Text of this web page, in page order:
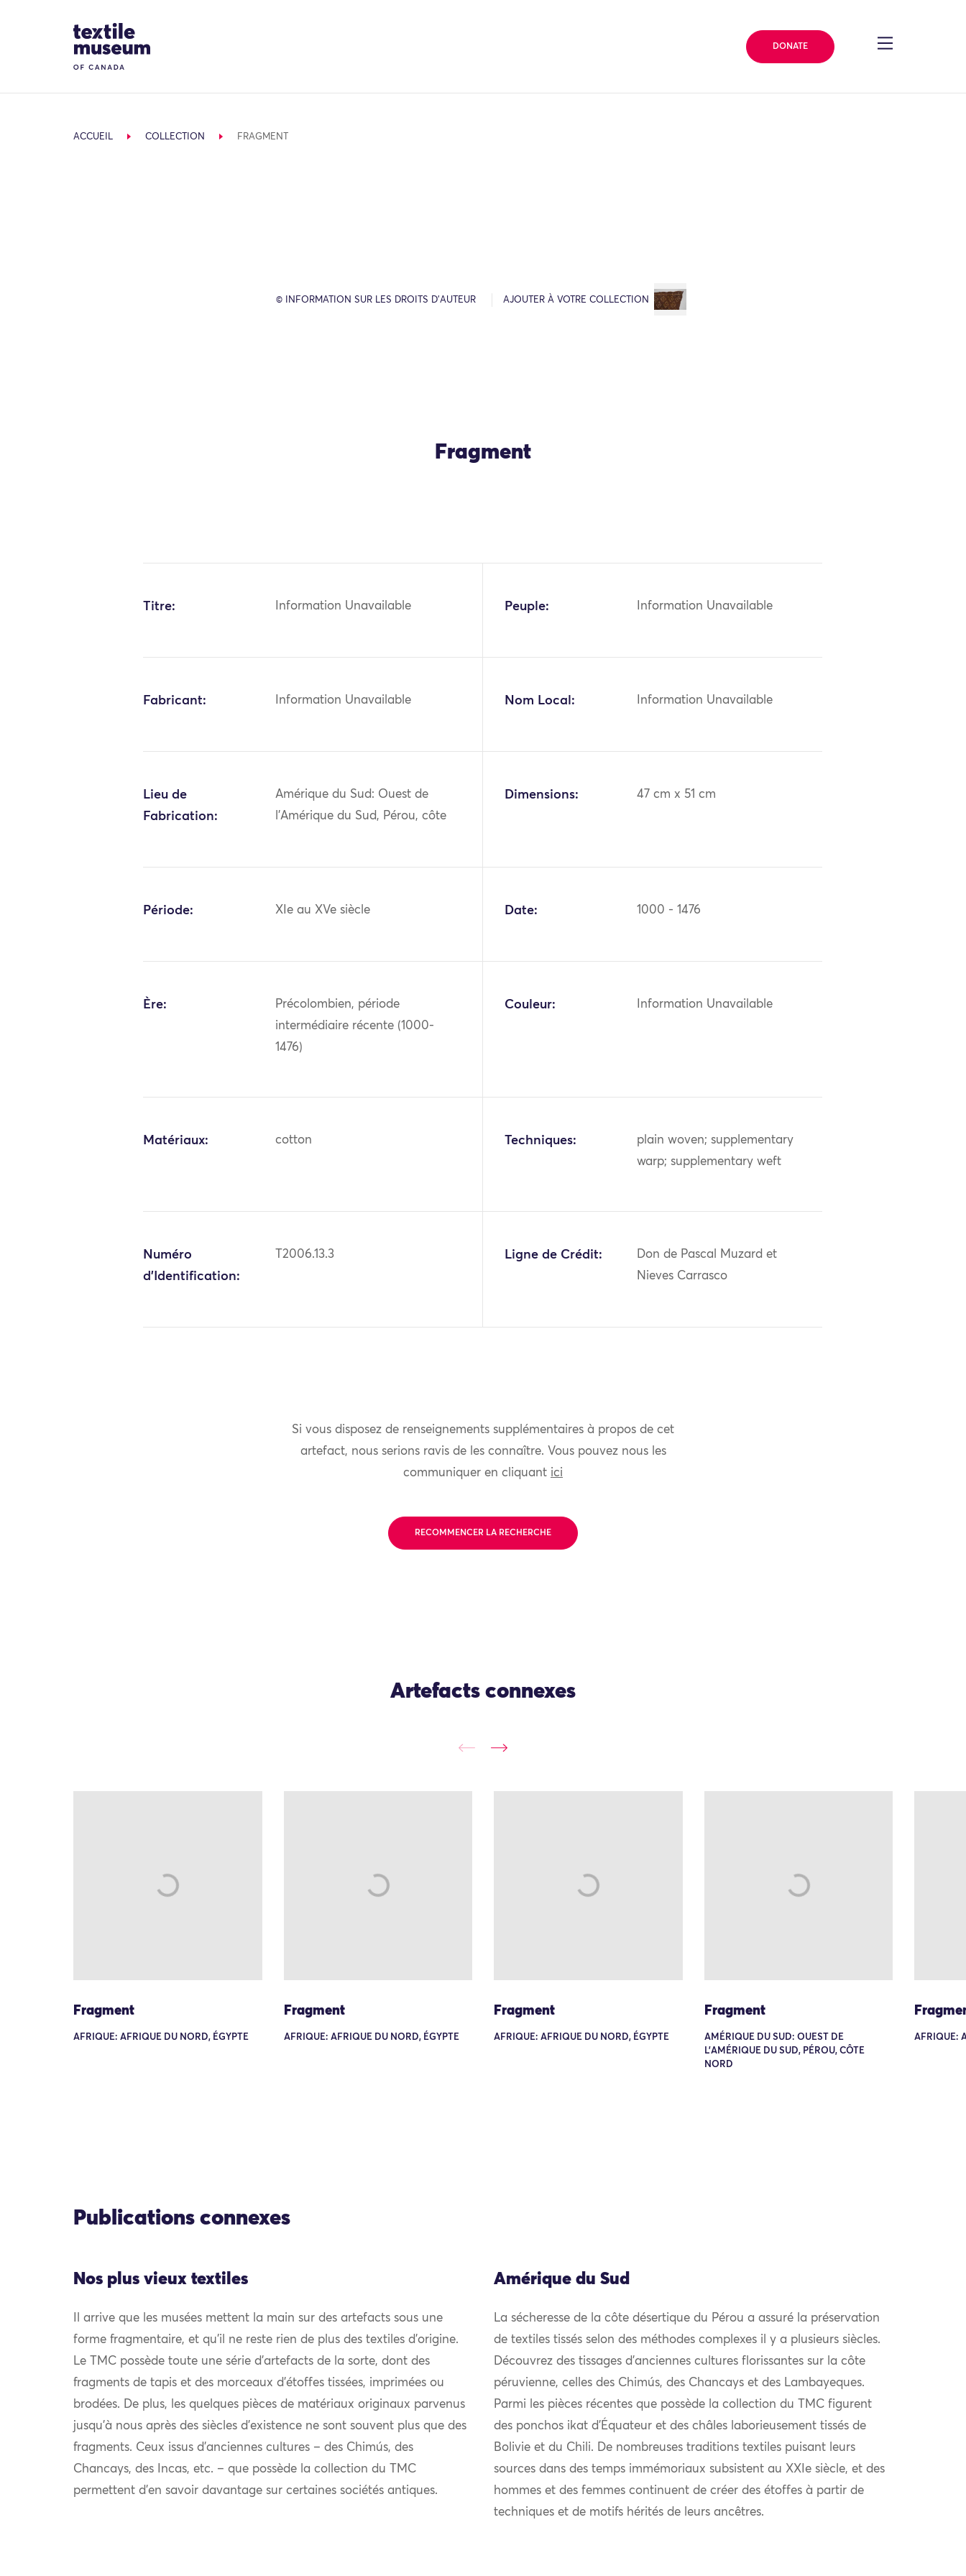
Site Logo
DONATE
ACCUEIL COLLECTION FRAGMENT
© INFORMATION SUR LES DROITS D’AUTEUR AJOUTER À VOTRE COLLECTION
Fragment
Titre: Information Unavailable Peuple: Information Unavailable
Fabricant: Information Unavailable Nom Local: Information Unavailable
Lieu de
Fabrication:
Amérique du Sud: Ouest de
l'Amérique du Sud, Pérou, côte
Dimensions: 47 cm x 51 cm
Période: XIe au XVe siècle Date: 1000 - 1476
Ère:
Précolombien, période
intermédiaire récente (1000-
1476)
Couleur: Information Unavailable
Matériaux: cotton Techniques:
plain woven; supplementary
warp; supplementary weft
Numéro
d'Identification:
T2006.13.3 Ligne de Crédit:
Don de Pascal Muzard et
Nieves Carrasco
Si vous disposez de renseignements supplémentaires à propos de cet
artefact, nous serions ravis de les connaître. Vous pouvez nous les
communiquer en cliquant ici
RECOMMENCER LA RECHERCHE
Artefacts connexes
Fragment
AFRIQUE: AFRIQUE DU NORD, ÉGYPTE
Fragment
AFRIQUE: AFRIQUE DU NORD, ÉGYPTE
Fragment
AFRIQUE: AFRIQUE DU NORD, ÉGYPTE
Fragment
AMÉRIQUE DU SUD: OUEST DE
L'AMÉRIQUE DU SUD, PÉROU, CÔTE
NORD
AFRIQUE:
Publications connexes
Nos plus vieux textiles
Il arrive que les musées mettent la main sur des artefacts sous une
forme fragmentaire, et qu’il ne reste rien de plus des textiles d’origine.
Le TMC possède toute une série d’artefacts de la sorte, dont des
fragments de tapis et des morceaux d’étoffes tissées, imprimées ou
brodées. De plus, les quelques pièces de matériaux originaux parvenus
jusqu’à nous après des siècles d’existence ne sont souvent plus que des
fragments. Ceux issus d’anciennes cultures – des Chimús, des
Chancays, des Incas, etc. – que possède la collection du TMC
permettent d’en savoir davantage sur certaines sociétés antiques.
Amérique du Sud
La sécheresse de la côte désertique du Pérou a assuré la préservation
de textiles tissés selon des méthodes complexes il y a plusieurs siècles.
Découvrez des tissages d’anciennes cultures florissantes sur la côte
péruvienne, celles des Chimús, des Chancays et des Lambayeques.
Parmi les pièces récentes que possède la collection du TMC figurent
des ponchos ikat d’Équateur et des châles laborieusement tissés de
Bolivie et du Chili. De nombreuses traditions textiles puisant leurs
sources dans des temps immémoriaux subsistent au XXIe siècle, et des
hommes et des femmes continuent de créer des étoffes à partir de
techniques et de motifs hérités de leurs ancêtres.